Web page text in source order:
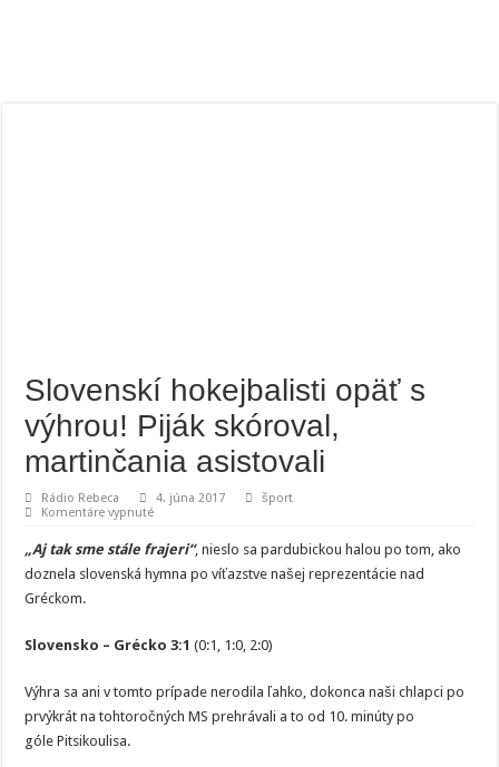
Slovenskí hokejbalisti opäť s
výhrou! Piják skóroval,
martinčania asistovali
Rádio Rebeca 4. júna 2017
šport
Komentáre vypnuténa
hokejbalisti
opäť
s
výhrou!
asistovali
„Aj tak sme stále frajeri“, nieslo sa pardubickou halou po tom, ako
doznela slovenská hymna po víťazstve našej reprezentácie nad
Gréckom.
Slovensko – Grécko 3:1 (0:1, 1:0, 2:0)
Výhra sa ani v tomto prípade nerodila ľahko, dokonca naši chlapci po
prvýkrát na tohtoročných MS prehrávali a to od 10. minúty po
góle Pitsikoulisa.